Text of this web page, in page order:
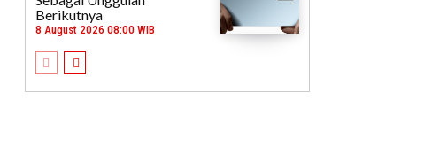
Berikutnya
8 August 2026 08:00 WIB